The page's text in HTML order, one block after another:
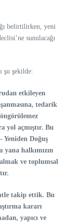
belirtilirken, yeni
sunulacağı
şu şekilde:
etkileyen
tedarik
yol açmıştır. Bu
Doğuş
halkımızın
ve toplumsal
takip ettik. Bu
kararı
yapıcı ve